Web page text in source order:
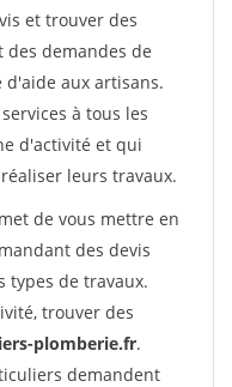
et trouver des
des demandes de
aux artisans.
à tous les
d'activité et qui
leurs travaux.
de vous mettre en
des devis
types de travaux.
trouver des
plomberie.fr.
demandent